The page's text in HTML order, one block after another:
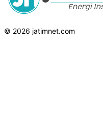
© 2026 jatimnet.com